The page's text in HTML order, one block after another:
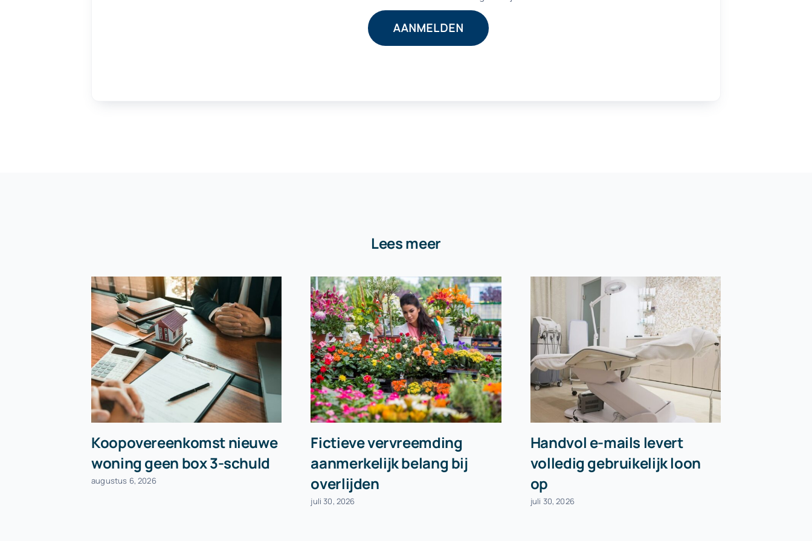
Lees meer
Koopovereenkomst nieuwe
woning geen box 3-schuld
augustus 6, 2026
Fictieve vervreemding
aanmerkelijk belang bij
overlijden
juli 30, 2026
Handvol e-mails levert
volledig gebruikelijk loon
op
juli 30, 2026